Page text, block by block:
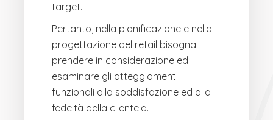
target.
Pertanto, nella pianificazione e nella
progettazione del retail bisogna
prendere in considerazione ed
esaminare gli atteggiamenti
funzionali alla soddisfazione ed alla
fedeltà della clientela.